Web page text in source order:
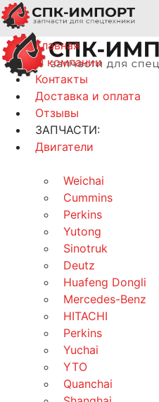
Главная
О компании
Контакты
Доставка и оплата
Отзывы
ЗАПЧАСТИ:
Двигатели
Weichai
Cummins
Perkins
Yutong
Sinotruk
Deutz
Huafeng Dongli
Mercedes-Benz
HITACHI
Perkins
Yuchai
YTO
Quanchai